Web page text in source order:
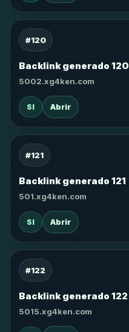
#120
Backlink generado 120
5002.xg4ken.com
SI Abrir
#121
Backlink generado 121
501.xg4ken.com
SI Abrir
#122
Backlink generado 122
5015.xg4ken.com